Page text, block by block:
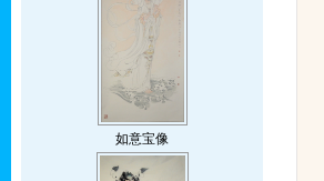
如意宝像